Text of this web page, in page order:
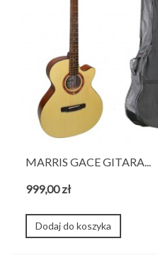
MARRIS GACE GITARA...
999,00 zł
Dodaj do koszyka